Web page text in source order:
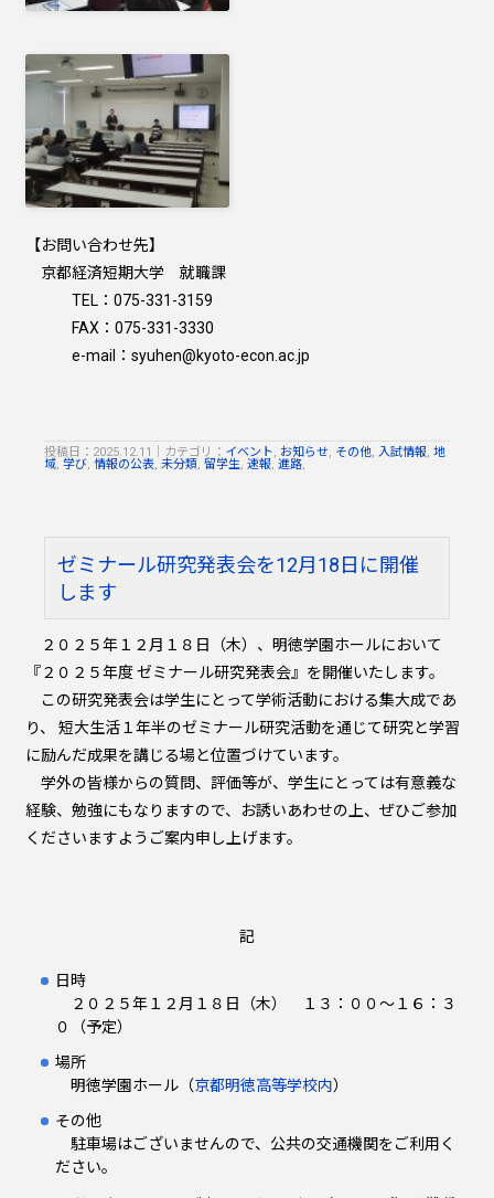
【お問い合わせ先】
京都経済短期大学 就職課
TEL：075-331-3159
FAX：075-331-3330
e-mail：syuhen@kyoto-econ.ac.jp
投稿日：2025.12.11 カテゴリ： イベント, お知らせ, その他, 入試情報, 地
域, 学び, 情報の公表, 未分類, 留学生, 速報, 進路,
ゼミナール研究発表会を12月18日に開催
します
２０２５年１２月１８日（木）、明徳学園ホールにおいて
『２０２５年度 ゼミナール研究発表会』を開催いたします。
この研究発表会は学生にとって学術活動における集大成であ
り、 短大生活１年半のゼミナール研究活動を通じて研究と学習
に励んだ成果を講じる場と位置づけています。
学外の皆様からの質問、評価等が、学生にとっては有意義な
経験、勉強にもなりますので、お誘いあわせの上、ぜひご参加
くださいますようご案内申し上げます。
記
日時
２０２５年１２月１８日（木） １３：００～１６：３
０（予定）
場所
明徳学園ホール（京都明徳高等学校内）
その他
駐車場はございませんので、公共の交通機関をご利用く
ださい。